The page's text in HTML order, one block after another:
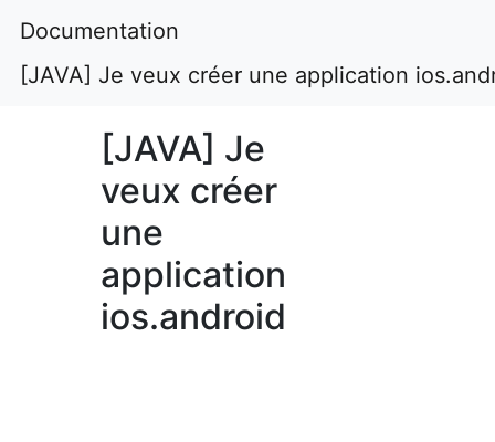
Documentation
[JAVA] Je veux créer une application
[JAVA] Je
veux créer
une
application
ios.android